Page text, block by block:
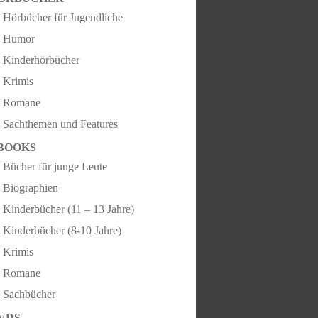
Hörbücher für Jugendliche
Humor
Kinderhörbücher
Krimis
Romane
Sachthemen und Features
Bücher für junge Leute
Biographien
Kinderbücher (11 – 13 Jahre)
Kinderbücher (8-10 Jahre)
Krimis
Romane
Sachbücher